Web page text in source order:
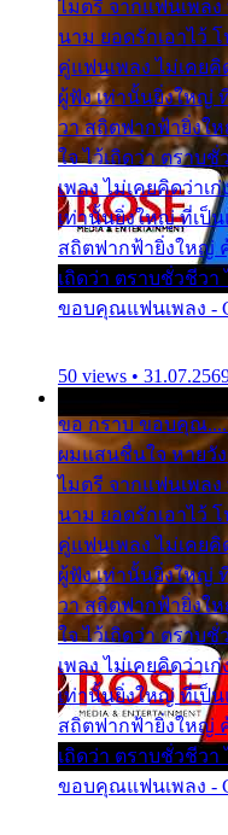
ไมตรี จากแฟนเพล
นาม ยอดรักเอาไว้
คู่แฟนเพลง ไม่เคย
ผู้ฟัง เท่านั้นยิ่งใหญ่
วา สถิตฟากฟ้ายิ่งใ
ใจ ไว้เถิดว่า ตราบ
เพลง ไม่เคยคิดว่าเ
เท่านั้นยิ่งใหญ่ ที่เป็น
สถิตฟากฟ้ายิ่งใหญ่
เถิดว่า ตราบชั่วชีว
ขอบคุณแฟนเพลง -
50 views •
ขอ กราบ ขอบคุณ
ผมแสนชื่นใจ หายวัง
ไมตรี จากแฟนเพล
นาม ยอดรักเอาไว้
คู่แฟนเพลง ไม่เคย
ผู้ฟัง เท่านั้นยิ่งใหญ่
วา สถิตฟากฟ้ายิ่งใ
ใจ ไว้เถิดว่า ตราบ
เพลง ไม่เคยคิดว่าเ
เท่านั้นยิ่งใหญ่ ที่เป็น
สถิตฟากฟ้ายิ่งใหญ่
เถิดว่า ตราบชั่วชีว
ขอบคุณแฟนเพลง -